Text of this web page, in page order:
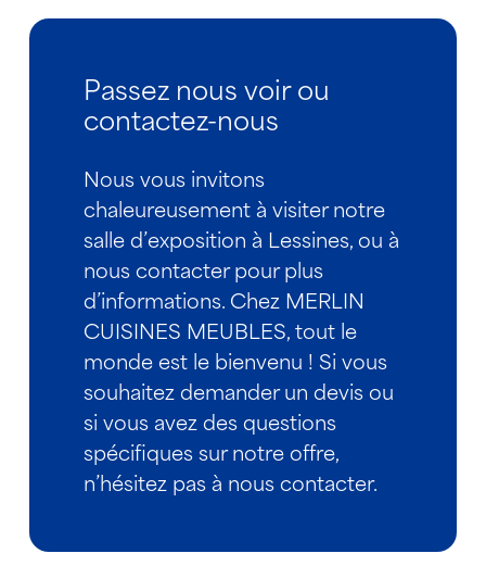
Passez nous voir ou
contactez-nous
Nous vous invitons
chaleureusement à visiter notre
salle d’exposition à Lessines, ou à
nous contacter pour plus
d’informations. Chez MERLIN
CUISINES MEUBLES, tout le
monde est le bienvenu ! Si vous
souhaitez demander un devis ou
si vous avez des questions
spécifiques sur notre offre,
n’hésitez pas à nous contacter.